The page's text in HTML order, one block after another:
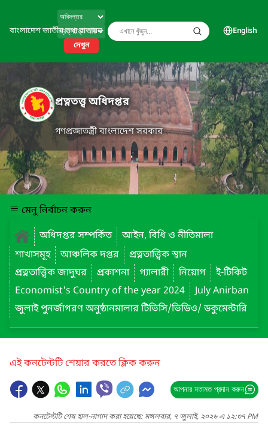
বাংলাদেশ জাতীয় তথ্য বাতায়ন
দেখুন
English
প্রত্নতত্ত্ব অধিদপ্তর
গণপ্রজাতন্ত্রী বাংলাদেশ সরকার
মেনু নির্বাচন করুন
অধিদপ্তর সম্পর্কিত
আইন, বিধি ও নীতিমালা
শাখাসমূহ
আঞ্চলিক দপ্তর
প্রত্নতাত্ত্বিক স্থান
প্রত্নতাত্ত্বিক জাদুঘর
প্রকাশনা গ্যালারী নিয়োগ
ই-টিকিট
Economist's Country of the year 2024
July Anirban
জুলাই পুনর্জাগরণ অনুষ্ঠানমালার টিভিসি/ভিডিও/ ডকুমেন্টারি
এই কনটেন্টটি শেয়ার করতে ক্লিক করুন
আপনার মতামত প্রদান করুন
কনটেন্টটি শেষ হাল-নাগাদ করা হয়েছে: মঙ্গলবার, ৭ জুলাই, ২০২৬ এ ১২:৩৭ PM